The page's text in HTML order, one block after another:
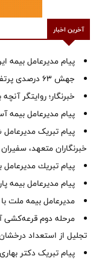
آخرین اخبار
پیام مدیرعامل بیمه
جهش ۶۳ درصدی پرتفوی بیمه آسیا
خبرنگار؛ روایتگر
پیام مدیرعامل بیمه
پیام تبریک
خبرنگاران متعهد،
پیام ‌تبریك‌ مدیرعامل
پیام مدیرعامل بیمه
مدیرعامل بیمه ملت
مرحله دوم قرعه‌کشی
تجلیل از استعداد درخشان ۱۳
پیام تبریک دکتر